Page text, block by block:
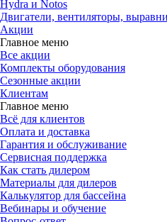
Hydra и Notos
Двигатели, вентиляторы,
Акции
Главное меню
Все акции
Комплекты оборудования
Сезонные акции
Клиентам
Главное меню
Всё для клиентов
Оплата и доставка
Гарантия и обслуживание
Сервисная поддержка
Как стать дилером
Материалы для дилеров
Калькулятор для бассейна
Вебинары и обучение